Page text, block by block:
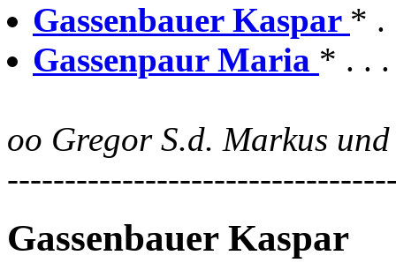
Gassenbauer Kaspar * .
Gassenpaur Maria * . . .
oo Gregor S.d. Markus
Gassenbauer Kaspar